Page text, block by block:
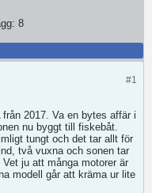
8
#1
2017. Va en bytes affär i
nu byggt till fiskebåt.
tungt och det tar allt för
två vuxna och sonen tar
ju att många motorer är
modell går att kräma ur lite